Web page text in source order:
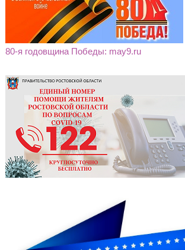
80-я годовщина Победы: may9.ru